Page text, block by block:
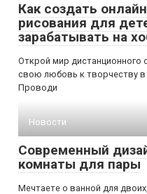
Как создать
рисования для
зарабатывать на
Открой мир дистанционного
свою любовь к творчеству
Проводи
Новости
Современный
комнаты для пары
Мечтаете о ванной для